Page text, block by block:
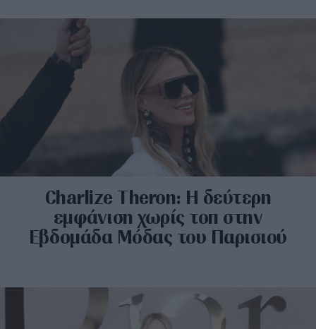
Charlize Theron: Η δεύτερη
εμφάνιση χωρίς τοπ στην
Εβδομάδα Μόδας του Παρισιού